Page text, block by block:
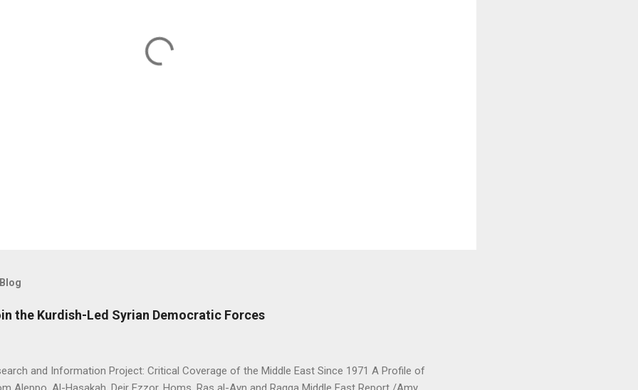
the Kurdish-Led Syrian Democratic Forces
and Information Project: Critical Coverage of the Middle East Since 1971 A Profile of